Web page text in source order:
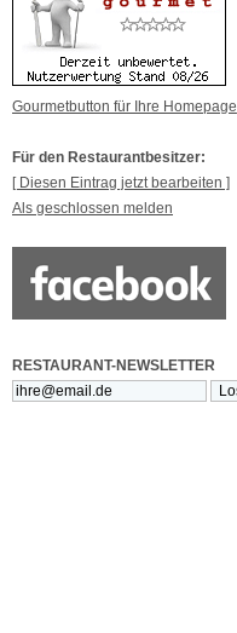
Gourmetbutton für Ihre Homepage
Für den Restaurantbesitzer:
[ Diesen Eintrag jetzt bearbeiten ]
Als geschlossen melden
RESTAURANT-NEWSLETTER